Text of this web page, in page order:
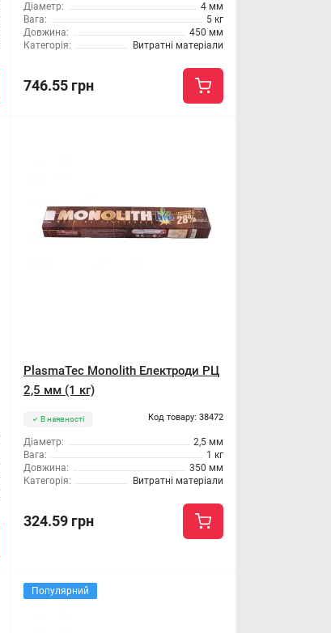
Діаметр:
4 мм
Вага:
5 кг
Довжина:
450 мм
Категорія:
Витратні матеріали
746.55 грн
PlasmaTec Monolith Електроди РЦ
2,5 мм (1 кг)
В наявності Код товару: 38472
Діаметр:
2,5 мм
Вага:
1 кг
Довжина:
350 мм
Категорія:
Витратні матеріали
324.59 грн
Популярний